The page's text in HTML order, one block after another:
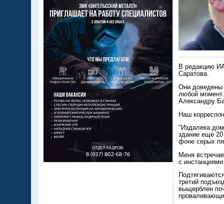
В редакцию
Саратова.
Они доведены
любой
Александру
Наш
"Издалека
здание еще
фоне серых
Меня
с
третий
выщерблен